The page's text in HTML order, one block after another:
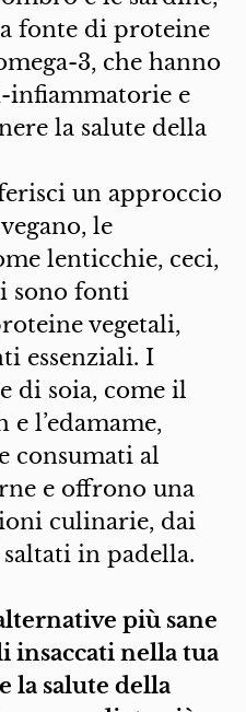
fonte di proteine
3, che hanno
e
la salute della
un approccio
le
lenticchie, ceci,
sono fonti
vegetali,
essenziali. I
di soia, come il
l’edamame,
consumati al
e offrono una
culinarie, dai
in padella.
più sane
insaccati nella tua
la salute della